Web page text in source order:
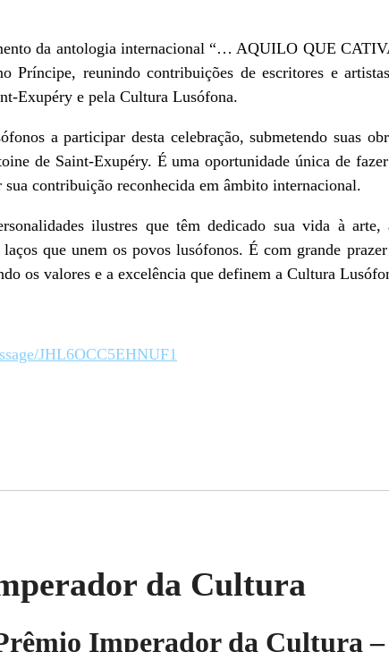
da antologia internacional “… AQUILO QUE
Príncipe, reunindo contribuições de escritores e
Exupéry e pela Cultura Lusófona.
a participar desta celebração, submetendo suas
de Saint-Exupéry. É uma oportunidade única de
contribuição reconhecida em âmbito internacional.
ilustres que têm dedicado sua vida à
que unem os povos lusófonos. É com grande
os valores e a excelência que definem a Cultura
JHL6OCC5EHNUF1
da Cultura
Imperador da Cultura